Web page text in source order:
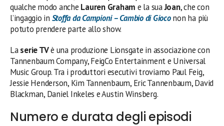
qualche modo anche Lauren Graham e la suaJoan, che con
l’ingaggio in Stoffa da Campioni – Cambio di Gioconon ha più
potuto prendere parte allo show.
Laserie TVè una produzione Lionsgate in associazione con
Tannenbaum Company, FeigCo Entertainment e Universal
Music Group. Tra i produttori esecutivi troviamo Paul Feig,
Jessie Henderson, Kim Tannenbaum, Eric Tannenbaum, David
Blackman, Daniel Inkeles e Austin Winsberg.
Numero e durata degli episodi